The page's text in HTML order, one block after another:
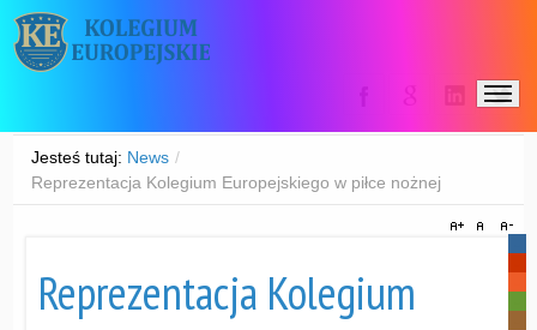
Jesteś tutaj: News /
Reprezentacja Kolegium Europejskiego w piłce nożnej
Reprezentacja Kolegium